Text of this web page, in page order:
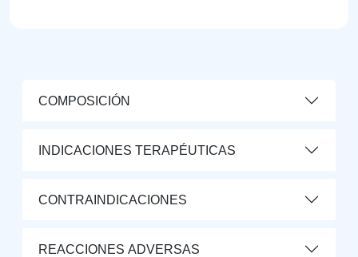
COMPOSICIÓN
INDICACIONES TERAPÉUTICAS
CONTRAINDICACIONES
REACCIONES ADVERSAS